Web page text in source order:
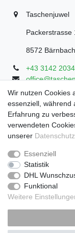
Taschenjuwel
Packerstrasse
8572 Bärnbach
+43 3142
Montag -
Samstag: 8:30
Wir nutzen Cookies
essenziell, während
Erfahrung zu
verwendeten
unserer
Essenziell
Statistik
DHL
Funktional
Weitere